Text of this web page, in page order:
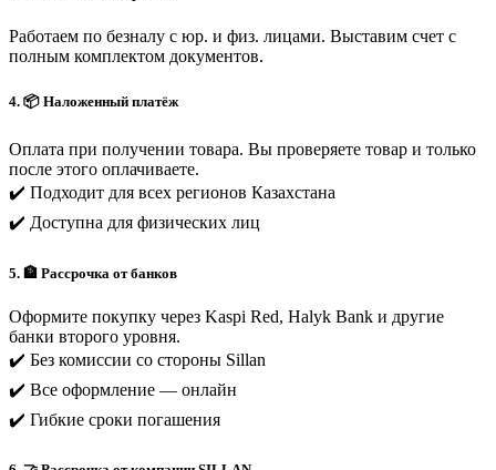
Работаем по безналу с юр. и физ. лицами. Выставим счет с
полным комплектом документов.
4. 📦 Наложенный платёж
Оплата при получении товара. Вы проверяете товар и только
после этого оплачиваете.
✔️ Подходит для всех регионов Казахстана
✔️ Доступна для физических лиц
5. 🏦 Рассрочка от банков
Оформите покупку через Kaspi Red, Halyk Bank и другие
банки второго уровня.
✔️ Без комиссии со стороны Sillan
✔️ Все оформление — онлайн
✔️ Гибкие сроки погашения